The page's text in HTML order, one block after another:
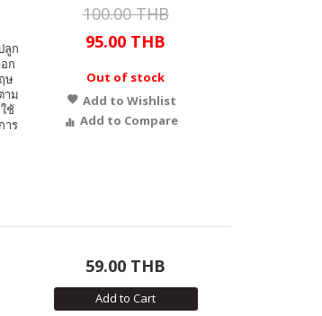
ลูก
ก
ษ
าม
ช้
าร
100.00 THB
95.00 THB
Out of stock
Add to Wishlist
Add to Compare
59.00 THB
Add to Cart